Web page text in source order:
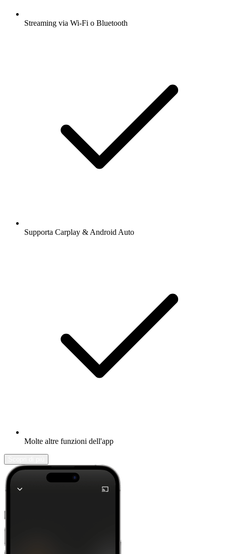
Streaming via Wi-Fi o Bluetooth
Supporta Carplay & Android Auto
Molte altre funzioni dell'app